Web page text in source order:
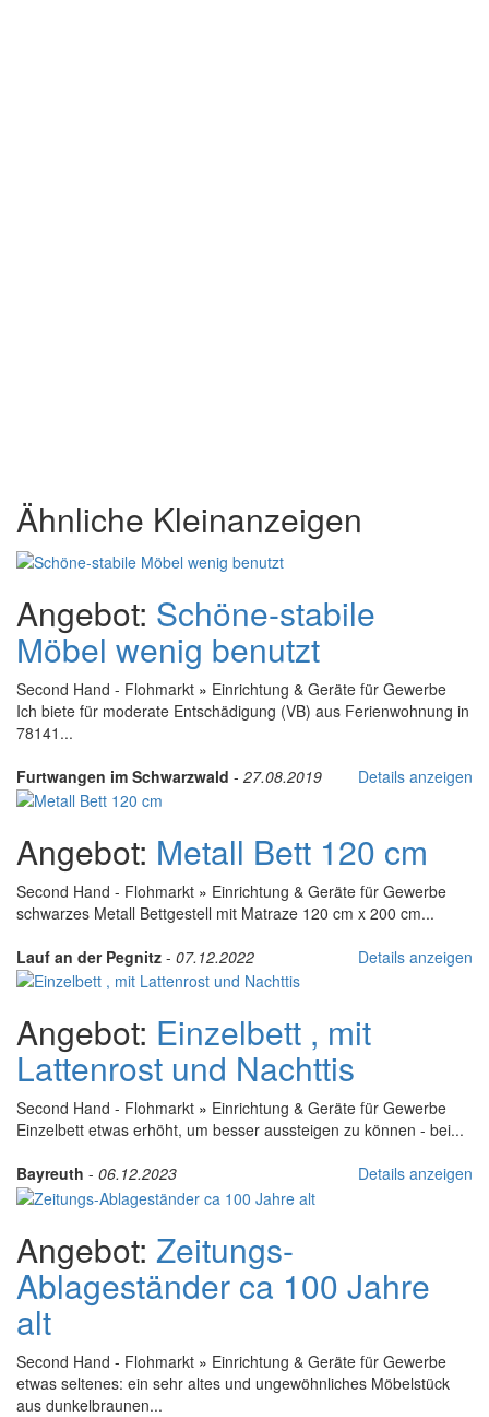
Ähnliche Kleinanzeigen
Angebot: Schöne-stabile
Möbel wenig benutzt
Second Hand - Flohmarkt » Einrichtung & Geräte für Gewerbe
Ich biete für moderate Entschädigung (VB) aus Ferienwohnung in
78141...
Furtwangen im Schwarzwald - 27.08.2019 Details anzeigen
Angebot: Metall Bett 120 cm
Second Hand - Flohmarkt » Einrichtung & Geräte für Gewerbe
schwarzes Metall Bettgestell mit Matraze 120 cm x 200 cm...
Lauf an der Pegnitz - 07.12.2022 Details anzeigen
Angebot: Einzelbett , mit
Lattenrost und Nachttis
Second Hand - Flohmarkt » Einrichtung & Geräte für Gewerbe
Einzelbett etwas erhöht, um besser aussteigen zu können - bei...
Bayreuth - 06.12.2023 Details anzeigen
Angebot: Zeitungs-
Ablageständer ca 100 Jahre
alt
Second Hand - Flohmarkt » Einrichtung & Geräte für Gewerbe
etwas seltenes: ein sehr altes und ungewöhnliches Möbelstück
aus dunkelbraunen...